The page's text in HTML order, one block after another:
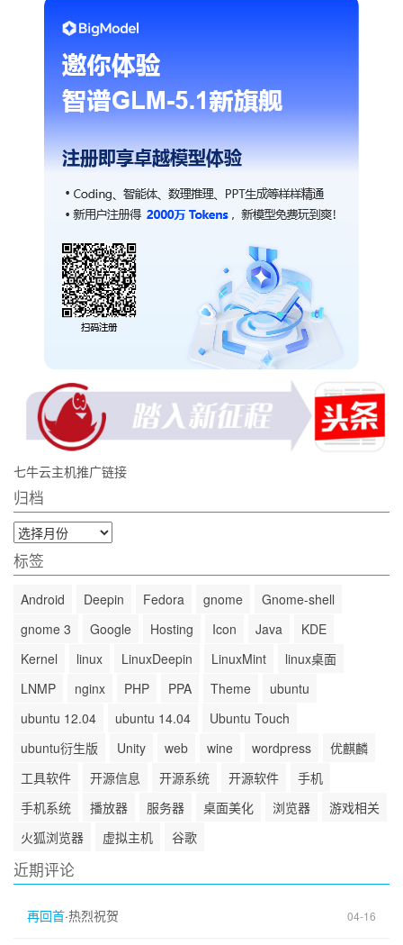
七牛云主机推广链接
归档
归
档
标签
Android Deepin Fedora gnome
Gnome-shell
gnome 3
Google Hosting Icon Java
KDE
Kernel
linux LinuxDeepin LinuxMint
linux桌面
LNMP
nginx PHP PPA Theme
ubuntu
ubuntu 12.04
ubuntu 14.04
Ubuntu Touch
ubuntu衍生版
Unity web wine wordpress
优麒麟
工具软件
开源信息 开源系统 开源软件
手机
手机系统
播放器 服务器 桌面美化 浏览器
游戏相关
火狐浏览器
虚拟主机 谷歌
近期评论
再回首·热烈祝贺 04-16